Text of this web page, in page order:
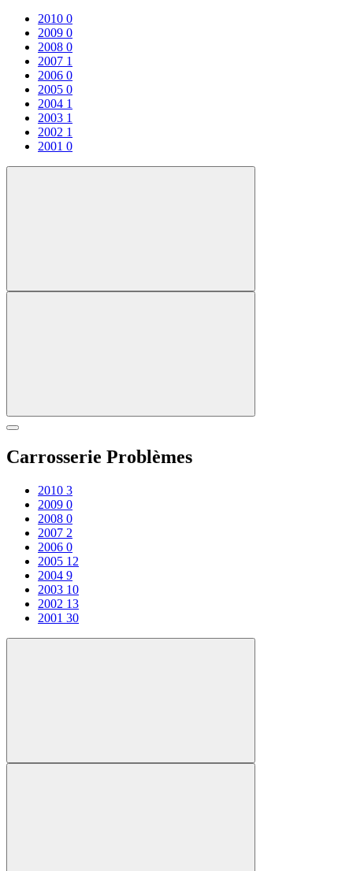
2010 0
2009 0
2008 0
2007 1
2006 0
2005 0
2004 1
2003 1
2002 1
2001 0
Carrosserie Problèmes
2010 3
2009 0
2008 0
2007 2
2006 0
2005 12
2004 9
2003 10
2002 13
2001 30